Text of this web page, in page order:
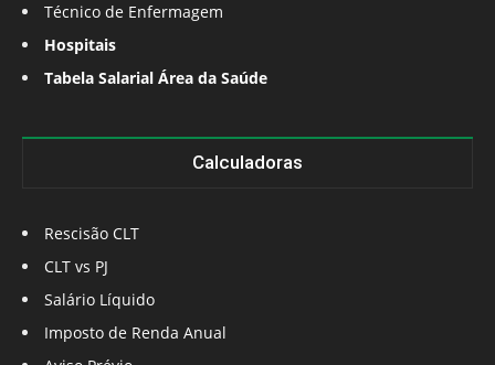
Técnico de Enfermagem
Hospitais
Tabela Salarial Área da Saúde
Calculadoras
Rescisão CLT
CLT vs PJ
Salário Líquido
Imposto de Renda Anual